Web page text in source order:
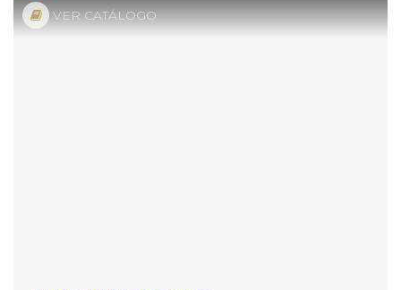
VER CATÁLOGO